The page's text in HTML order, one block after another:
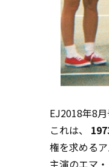
EJ2018年8
これは、
権を求める